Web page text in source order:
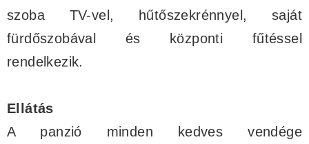
szoba TV-vel, hűtőszekrénnyel, saját
fürdőszobával és központi fűtéssel
rendelkezik.
Ellátás
A panzió minden kedves vendége